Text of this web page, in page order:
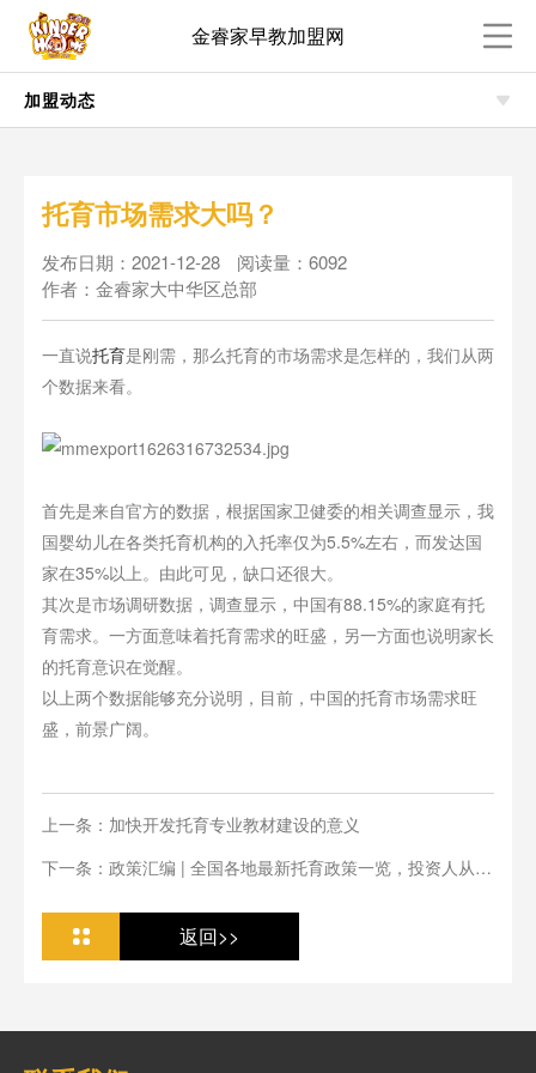
金睿家早教加盟网
加盟动态
托育市场需求大吗？
发布日期：2021-12-28
阅读量：6092
作者：金睿家大中华区总部
一直说托育是刚需，那么托育的市场需求是怎样的，我们从两
个数据来看。
首先是来自官方的数据，根据国家卫健委的相关调查显示，我
国婴幼儿在各类托育机构的入托率仅为5.5%左右，而发达国
家在35%以上。由此可见，缺口还很大。
其次是市场调研数据，调查显示，中国有88.15%的家庭有托
育需求。一方面意味着托育需求的旺盛，另一方面也说明家长
的托育意识在觉醒。
以上两个数据能够充分说明，目前，中国的托育市场需求旺
盛，前景广阔。
上一条：加快开发托育专业教材建设的意义
下一条：政策汇编 | 全国各地最新托育政策一览，投资人从业
返回>>